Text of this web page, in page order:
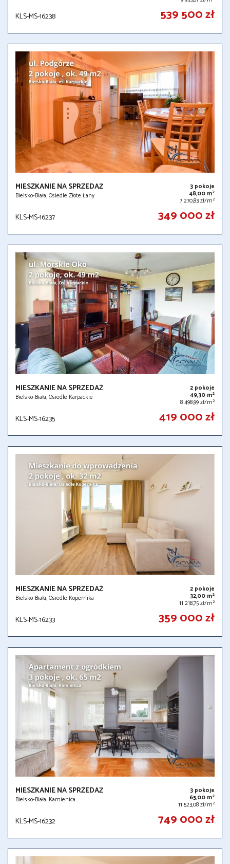
KLS-MS-16238 539 500 zł
MIESZKANIE NA SPRZEDAŻ
Bielsko-Biała, Osiedle Złote Łany
3 pokoje
48,00 m2
7 270,83 zł/m2
KLS-MS-16237 349 000 zł
MIESZKANIE NA SPRZEDAŻ
Bielsko-Biała, Osiedle Karpackie
2 pokoje
49,30 m2
8 498,99 zł/m2
KLS-MS-16235 419 000 zł
MIESZKANIE NA SPRZEDAŻ
Bielsko-Biała, Osiedle Kopernika
2 pokoje
32,00 m2
11 218,75 zł/m2
KLS-MS-16233 359 000 zł
MIESZKANIE NA SPRZEDAŻ
Bielsko-Biała, Kamienica
3 pokoje
65,00 m2
11 523,08 zł/m2
KLS-MS-16232 749 000 zł